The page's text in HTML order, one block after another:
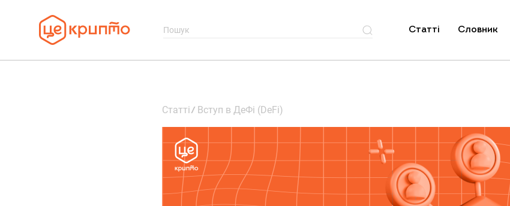
Статті Словник
Статті Вступ в ДеФі (DeFi)